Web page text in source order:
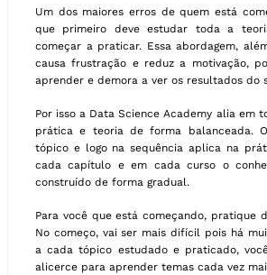
Um dos maiores erros de quem está
que primeiro deve estudar toda a
começar a praticar. Essa abordagem,
causa frustração e reduz a motivação,
aprender e demora a ver os resultados do
Por isso a Data Science Academy alia em
prática e teoria de forma balanceada.
tópico e logo na sequência aplica na
cada capítulo e em cada curso o
construído de forma gradual.
Para você que está começando, pratique
No começo, vai ser mais difícil pois há
a cada tópico estudado e praticado,
alicerce para aprender temas cada vez